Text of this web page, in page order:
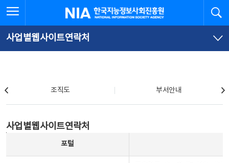
문
로
가
체
뉴
바
가
한국지능정보사회진흥원
사업별웹사이트연락처
조직도 부서안내
사업별웹사이트연락처
포털